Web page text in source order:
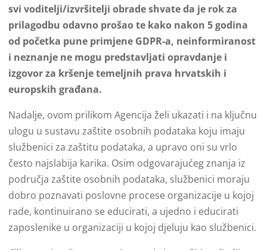
svi voditelji/izvršitelji obrade shvate da je rok za
prilagodbu odavno prošao te kako nakon 5 godina
od početka pune primjene GDPR-a, neinformiranost
i neznanje ne mogu predstavljati opravdanje i
izgovor za kršenje temeljnih prava hrvatskih i
europskih građana.
Nadalje, ovom prilikom Agencija želi ukazati i na ključnu
ulogu u sustavu zaštite osobnih podataka koju imaju
službenici za zaštitu podataka, a upravo oni su vrlo
često najslabija karika. Osim odgovarajućeg znanja iz
područja zaštite osobnih podataka, službenici moraju
dobro poznavati poslovne procese organizacije u kojoj
rade, kontinuirano se educirati, a ujedno i educirati
zaposlenike u organizaciji u kojoj djeluju kao službenici.